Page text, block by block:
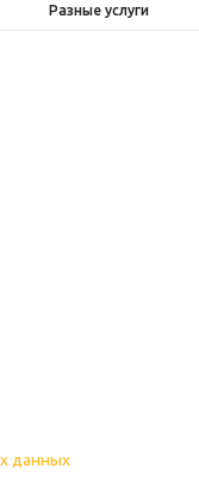
Разные услуги
данных